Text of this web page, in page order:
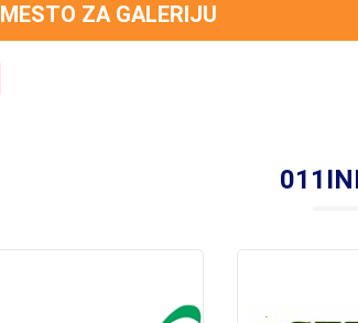
MESTO ZA GALERIJU